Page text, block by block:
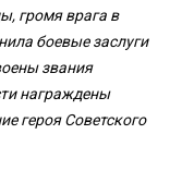
громя врага в
боевые заслуги
звания
награждены
героя Советского